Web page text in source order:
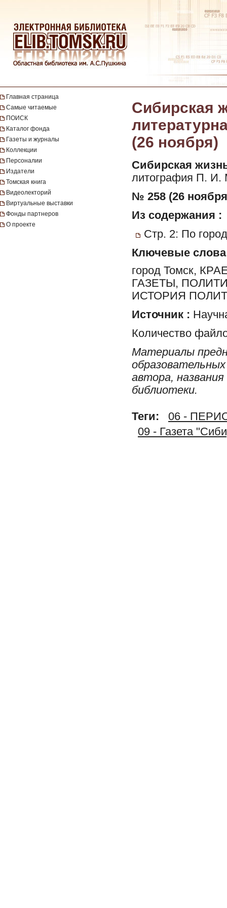
Главная страница
Самые читаемые
ПОИСК
Каталог фонда
Газеты и журналы
Коллекции
Персоналии
Издатели
Томская книга
Видеолекторий
Виртуальные выставки
Фонды партнеров
О проекте
Сибирская
(26 ноября)
Сибирская
литография П. И.
№ 258 (26
Из содержания :
Стр. 2: По
Ключевые слова
город Томск,
ГАЗЕТЫ,
ИСТОРИЯ
Источник :
Количество
Материалы
автора,
библиотеки.
Теги:
06 -
09 - Газета